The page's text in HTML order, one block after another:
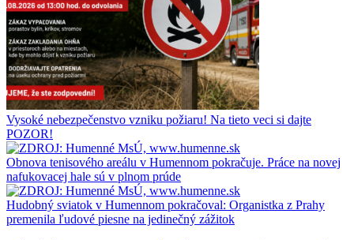
Vysoké nebezpečenstvo vzniku požiaru! Na tieto veci si dajte
POZOR!
Obnova tenisového areálu v Humennom pokračuje. Práce na novej
nafukovacej hale sú v plnom prúde
Hudobný sviatok v Humennom pokračoval: Organistka z Prahy
premenila ľudové piesne na jedinečný zážitok